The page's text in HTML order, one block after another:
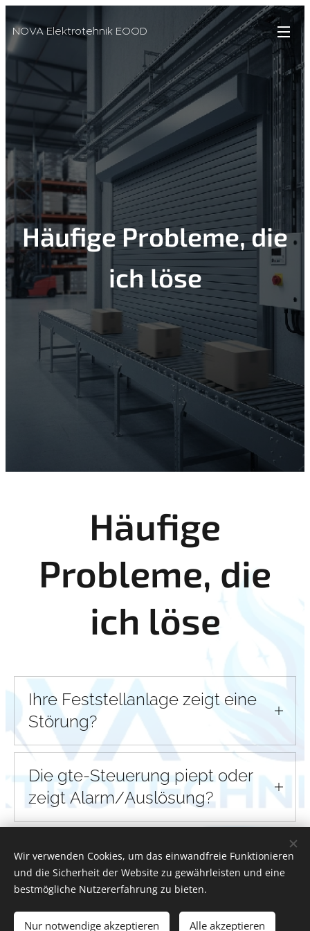
NOVA Elektrotehnik EOOD
Häufige Probleme, die
ich löse
Häufige
Probleme, die
ich löse
Ihre Feststellanlage zeigt eine
Störung?
Die gte-Steuerung piept oder
zeigt Alarm/Auslösung?
Benötigen Sie Ersatzteile für
eine FAA Service Anlage, die
nicht mehr hergestellt wird?
Wir verwenden Cookies, um das einwandfreie Funktionieren
und die Sicherheit der Website zu gewährleisten und eine
bestmögliche Nutzererfahrung zu bieten.
Nur notwendige akzeptieren Alle akzeptieren